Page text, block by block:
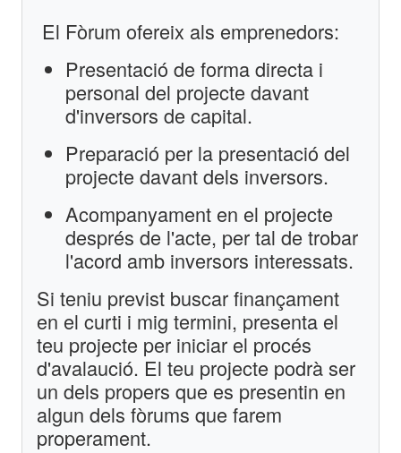
El Fòrum ofereix als emprenedors:
Presentació de forma directa i
personal del projecte davant
d'inversors de capital.
Preparació per la presentació del
projecte davant dels inversors.
Acompanyament en el projecte
després de l'acte, per tal de trobar
l'acord amb inversors interessats.
Si teniu previst buscar finançament
en el curti i mig termini, presenta el
teu projecte per iniciar el procés
d'avalaució. El teu projecte podrà ser
un dels propers que es presentin en
algun dels fòrums que farem
properament.